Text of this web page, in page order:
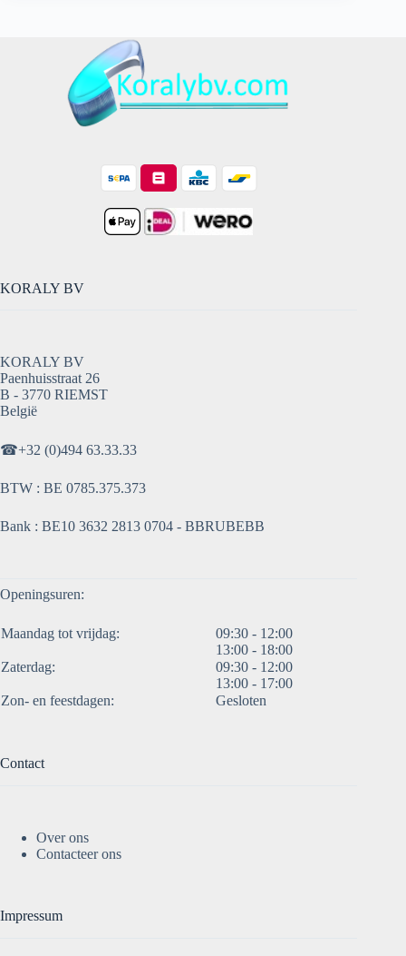
KORALY BV
KORALY BV
Paenhuisstraat 26
B - 3770 RIEMST
België
☎+32 (0)494 63.33.33
BTW : BE 0785.375.373
Bank : BE10 3632 2813 0704 - BBRUBEBB
Openingsuren:
Maandag tot vrijdag:
09:30 - 12:00
13:00 - 18:00
Zaterdag:
09:30 - 12:00
13:00 - 17:00
Zon- en feestdagen:
Gesloten
Contact
Over ons
Contacteer ons
Impressum